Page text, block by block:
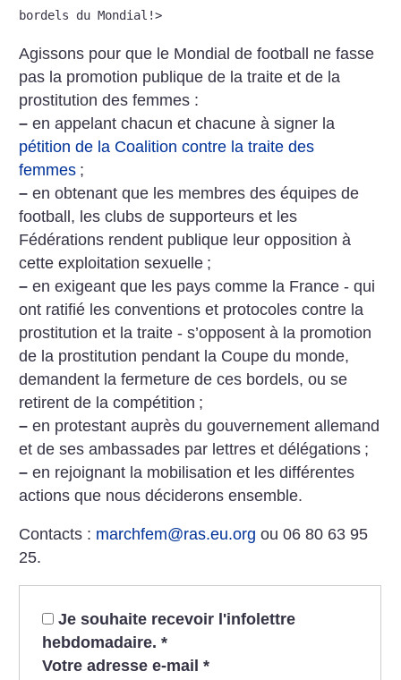
bordels du Mondial!>
Agissons pour que le Mondial de football ne fasse
pas la promotion publique de la traite et de la
prostitution des femmes :
– en appelant chacun et chacune à signer la
pétition de la Coalition contre la traite des
femmes ;
– en obtenant que les membres des équipes de
football, les clubs de supporteurs et les
Fédérations rendent publique leur opposition à
cette exploitation sexuelle ;
– en exigeant que les pays comme la France - qui
ont ratifié les conventions et protocoles contre la
prostitution et la traite - s’opposent à la promotion
de la prostitution pendant la Coupe du monde,
demandent la fermeture de ces bordels, ou se
retirent de la compétition ;
– en protestant auprès du gouvernement allemand
et de ses ambassades par lettres et délégations ;
– en rejoignant la mobilisation et les différentes
actions que nous déciderons ensemble.
Contacts : marchfem@ras.eu.org ou 06 80 63 95
25.
Je souhaite recevoir l'infolettre
hebdomadaire. *
Votre adresse e-mail *